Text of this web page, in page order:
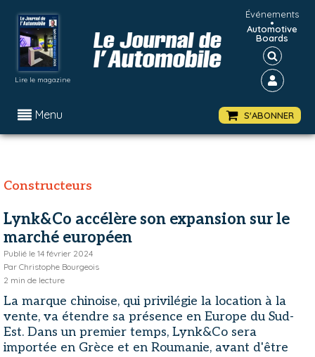
Lire le magazine
Événements
•
Automotive
Boards
Menu S'ABONNER
Constructeurs
Lynk&Co accélère son expansion sur le
marché européen
Publié le 14 février 2024
Par Christophe Bourgeois
2 min de lecture
La marque chinoise, qui privilégie la location à la
vente, va étendre sa présence en Europe du Sud-
Est. Dans un premier temps, Lynk&Co sera
importée en Grèce et en Roumanie, avant d'être